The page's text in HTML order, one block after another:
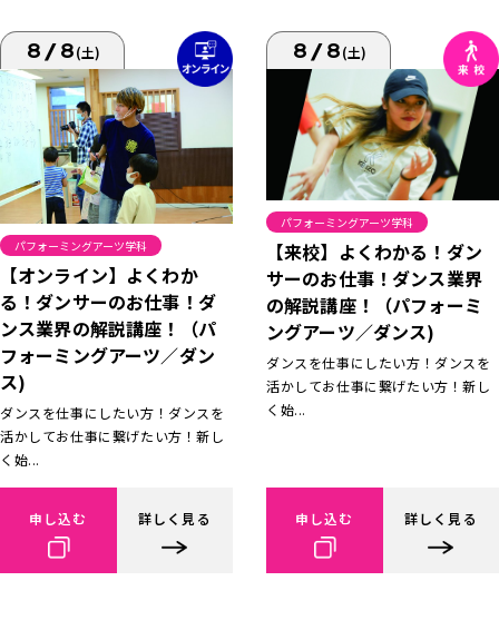
8/8(土)
パフォーミングアーツ学科
【オンライン】よくわか
る！ダンサーのお仕事！ダ
ンス業界の解説講座！（パ
フォーミングアーツ／ダン
ス)
ダンスを仕事にしたい方！ダンスを
活かしてお仕事に繋げたい方！新し
く始...
申し込む 詳しく見る
8/8(土)
パフォーミングアーツ学科
【来校】よくわかる！ダン
サーのお仕事！ダンス業界
の解説講座！（パフォーミ
ングアーツ／ダンス)
ダンスを仕事にしたい方！ダンスを
活かしてお仕事に繋げたい方！新し
く始...
申し込む 詳しく見る